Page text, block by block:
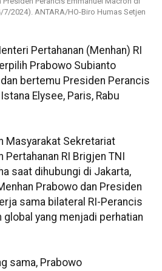
7/2024). ANTARA/HO-Biro Humas Setjen
Pertahanan (Menhan) RI
Prabowo Subianto
bertemu Presiden Perancis
Elysee, Paris, Rabu
Masyarakat Sekretariat
RI Brigjen TNI
saat dihubungi di Jakarta,
Prabowo dan Presiden
sama bilateral RI-Perancis
yang menjadi perhatian
sama, Prabowo